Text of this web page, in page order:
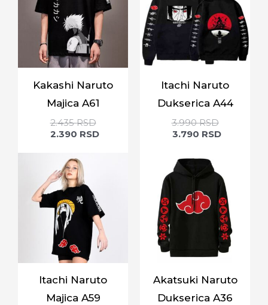
Kakashi Naruto
Majica A61
2.435RSD
2.390 RSD
Itachi Naruto
Dukserica A44
3.990RSD
3.790 RSD
Itachi Naruto
Majica A59
Akatsuki Naruto
Dukserica A36